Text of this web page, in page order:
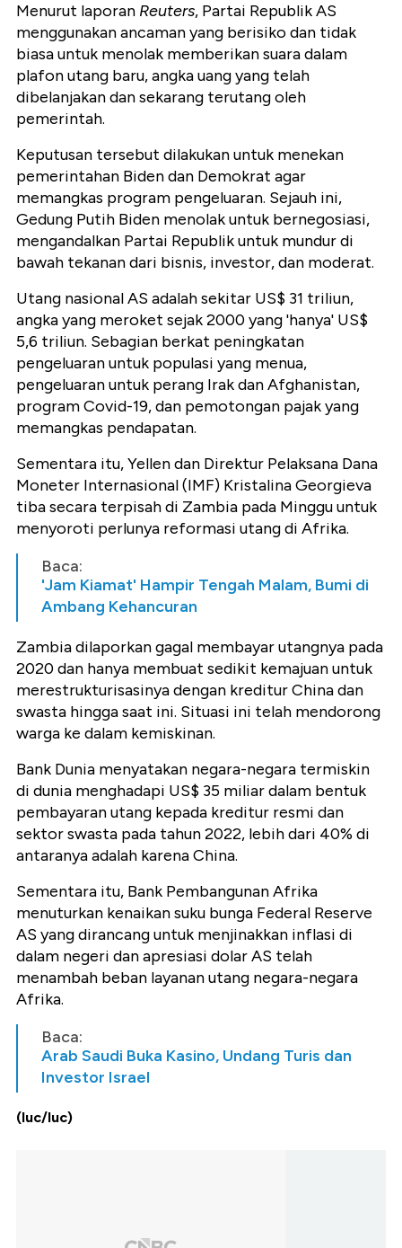
Menurut laporan Reuters, Partai Republik AS
menggunakan ancaman yang berisiko dan tidak
biasa untuk menolak memberikan suara dalam
plafon utang baru, angka uang yang telah
dibelanjakan dan sekarang terutang oleh
pemerintah.
Keputusan tersebut dilakukan untuk menekan
pemerintahan Biden dan Demokrat agar
memangkas program pengeluaran. Sejauh ini,
Gedung Putih Biden menolak untuk bernegosiasi,
mengandalkan Partai Republik untuk mundur di
bawah tekanan dari bisnis, investor, dan moderat.
Utang nasional AS adalah sekitar US$ 31 triliun,
angka yang meroket sejak 2000 yang 'hanya' US$
5,6 triliun. Sebagian berkat peningkatan
pengeluaran untuk populasi yang menua,
pengeluaran untuk perang Irak dan Afghanistan,
program Covid-19, dan pemotongan pajak yang
memangkas pendapatan.
Sementara itu, Yellen dan Direktur Pelaksana Dana
Moneter Internasional (IMF) Kristalina Georgieva
tiba secara terpisah di Zambia pada Minggu untuk
menyoroti perlunya reformasi utang di Afrika.
Baca:
'Jam Kiamat' Hampir Tengah Malam, Bumi di
Ambang Kehancuran
Zambia dilaporkan gagal membayar utangnya pada
2020 dan hanya membuat sedikit kemajuan untuk
merestrukturisasinya dengan kreditur China dan
swasta hingga saat ini. Situasi ini telah mendorong
warga ke dalam kemiskinan.
Bank Dunia menyatakan negara-negara termiskin
di dunia menghadapi US$ 35 miliar dalam bentuk
pembayaran utang kepada kreditur resmi dan
sektor swasta pada tahun 2022, lebih dari 40% di
antaranya adalah karena China.
Sementara itu, Bank Pembangunan Afrika
menuturkan kenaikan suku bunga Federal Reserve
AS yang dirancang untuk menjinakkan inflasi di
dalam negeri dan apresiasi dolar AS telah
menambah beban layanan utang negara-negara
Afrika.
Baca:
Arab Saudi Buka Kasino, Undang Turis dan
Investor Israel
(luc/luc)